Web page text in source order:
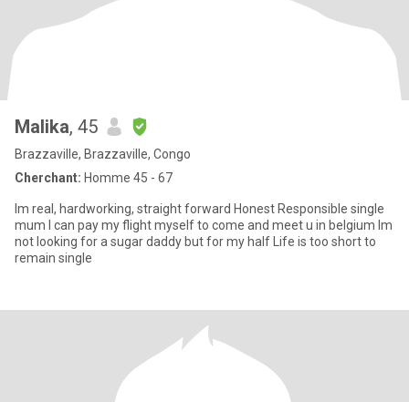
Malika, 45
Brazzaville, Brazzaville, Congo
Cherchant: Homme 45 - 67
Im real, hardworking, straight forward Honest Responsible single
mum I can pay my flight myself to come and meet u in belgium Im
not looking for a sugar daddy but for my half Life is too short to
remain single